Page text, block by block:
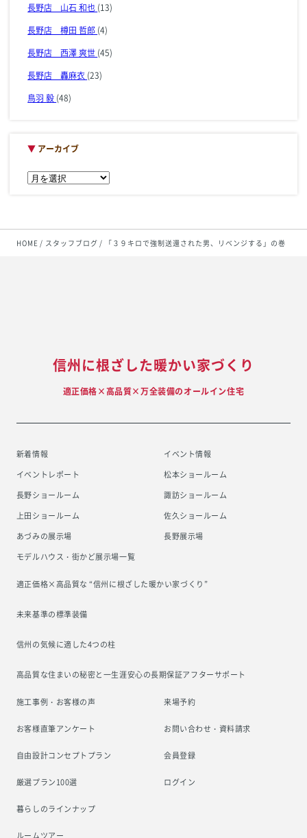
HOME スタッフブログ 「３９キロで強制送還された男、リベンジする」の巻 ①
長野店 山石 和也 (13)
長野店 樽田 哲郎 (4)
長野店 西澤 爽世 (45)
長野店 轟麻衣 (23)
鳥羽 毅 (48)
▼ アーカイブ
信州に根ざした暖かい家づくり
適正価格×高品質×万全装備のオールイン住宅
新着情報
イベント情報
イベントレポート
松本ショールーム
長野ショールーム
諏訪ショールーム
上田ショールーム
佐久ショールーム
あづみの展示場
長野展示場
モデルハウス・街かど展示場一覧
適正価格×高品質な “信州に根ざした暖かい家づくり”
未来基準の標準装備
信州の気候に適した4つの柱
高品質な住まいの秘密と一生涯安心の長期保証アフターサポート
施工事例・お客様の声
お客様直筆アンケート
自由設計コンセプトプラン
厳選プラン100選
暮らしのラインナップ
来場予約
お問い合わせ・資料請求
会員登録
ログイン